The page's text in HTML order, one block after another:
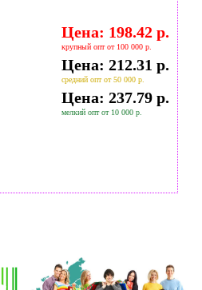
Цена: 198.42 р.
крупный опт от 100 000 р.
Цена: 212.31 р.
средний опт от 50 000 р.
Цена: 237.79 р.
мелкий опт от 10 000 р.